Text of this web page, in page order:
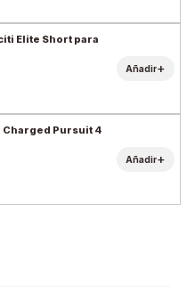
Elite Short para
Añadir+
Charged Pursuit 4
Añadir+